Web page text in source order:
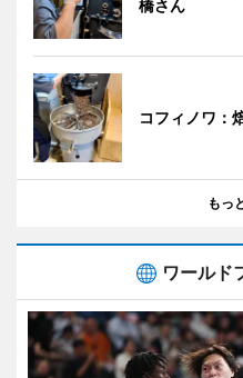
橋さん
コフィノワ：
もっ
ワールド